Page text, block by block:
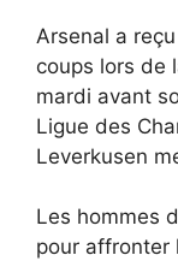
Arsenal a
coups lors de
mardi avant
Ligue des
Leverkusen
Les hommes
pour affronter